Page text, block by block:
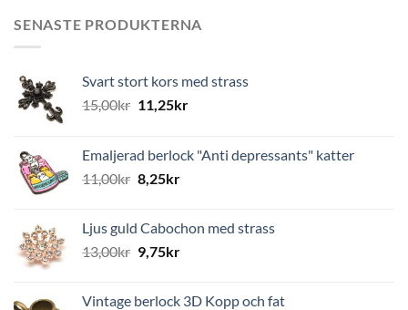
SENASTE PRODUKTERNA
Svart stort kors med strass
15,00kr 11,25kr
Emaljerad berlock "Anti depressants" katter
11,00kr 8,25kr
Ljus guld Cabochon med strass
13,00kr 9,75kr
Vintage berlock 3D Kopp och fat